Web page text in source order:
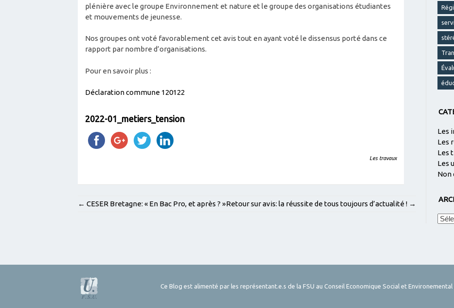
Les
Les
Les
Les
Non
plénière avec le groupe Environnement et nature et le groupe des organisations étudiantes
et mouvements de jeunesse.
Nos groupes ont voté favorablement cet avis tout en ayant voté le dissensus porté dans ce
rapport par nombre d’organisations.
Pour en savoir plus :
Déclaration commune 120122
2022-01_metiers_tension
Les travaux
POST
← CESER Bretagne: « En Bac Pro, et après ? »Retour sur avis: la réussite de tous toujours d’actualité ! →
Ce Blog est alimenté par les représentant.e.s de la FSU au Conseil Economique Social et Environemental